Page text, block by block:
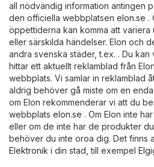
all nödvändig information antingen
den officiella webbplatsen elon.se .
öppettiderna kan komma att
eller särskilda händelser. Elon och
andra svenska städer, t.ex. . Du kan
hittar ett aktuellt reklamblad från
webbplats. Vi samlar in reklamblad
aldrig behöver gå miste om en
om Elon rekommenderar vi att du
webbplats elon.se . Om Elon inte
eller om de inte har de produkter
behöver du inte oroa dig. Det finns
Elektronik i din stad, till exempel